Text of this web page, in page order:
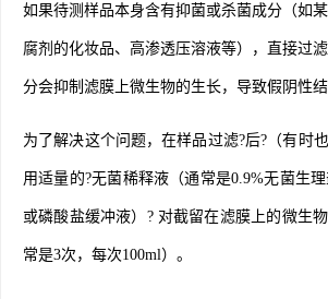
如果待测样品本身含有抑菌或杀菌成分（如
腐剂的化妆品、高渗透压溶液等），直接过
分会抑制滤膜上微生物的生长，导致假阴性结
为了解决这个问题，在样品过滤?后?（有时
用适量的?无菌稀释液（通常是0.9%无菌生
或磷酸盐缓冲液）? 对截留在滤膜上的微生
常是3次，每次100ml）。